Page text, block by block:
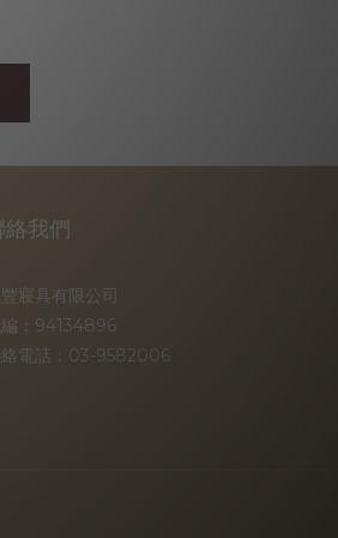
絡我們
寢具有限公司
：94134896
電話：03-9582006